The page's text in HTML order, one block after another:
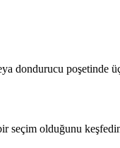
dondurucu poşetinde
seçim olduğunu